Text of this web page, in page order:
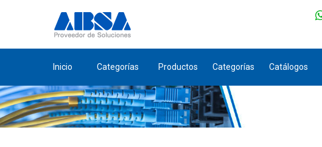
Inicio Categorías Productos Categorías Catálogos